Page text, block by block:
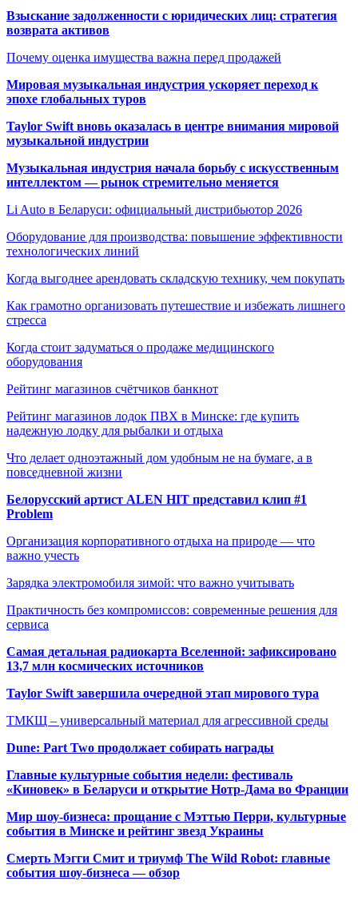
Взыскание задолженности с юридических лиц: стратегия
возврата активов
Почему оценка имущества важна перед продажей
Мировая музыкальная индустрия ускоряет переход к
эпохе глобальных туров
Taylor Swift вновь оказалась в центре внимания мировой
музыкальной индустрии
Музыкальная индустрия начала борьбу с искусственным
интеллектом — рынок стремительно меняется
Li Auto в Беларуси: официальный дистрибьютор 2026
Оборудование для производства: повышение эффективности
технологических линий
Когда выгоднее арендовать складскую технику, чем покупать
Как грамотно организовать путешествие и избежать лишнего
стресса
Когда стоит задуматься о продаже медицинского
оборудования
Рейтинг магазинов счётчиков банкнот
Рейтинг магазинов лодок ПВХ в Минске: где купить
надежную лодку для рыбалки и отдыха
Что делает одноэтажный дом удобным не на бумаге, а в
повседневной жизни
Белорусский артист ALEN HIT представил клип #1
Problem
Организация корпоративного отдыха на природе — что
важно учесть
Зарядка электромобиля зимой: что важно учитывать
Практичность без компромиссов: современные решения для
сервиса
Самая детальная радиокарта Вселенной: зафиксировано
13,7 млн космических источников
Taylor Swift завершила очередной этап мирового тура
ТМКЩ – универсальный материал для агрессивной среды
Dune: Part Two продолжает собирать награды
Главные культурные события недели: фестиваль
«Киновек» в Беларуси и открытие Нотр-Дама во Франции
Мир шоу-бизнеса: прощание с Мэттью Перри, культурные
события в Минске и рейтинг звезд Украины
Смерть Мэгги Смит и триумф The Wild Robot: главные
события шоу-бизнеса — обзор